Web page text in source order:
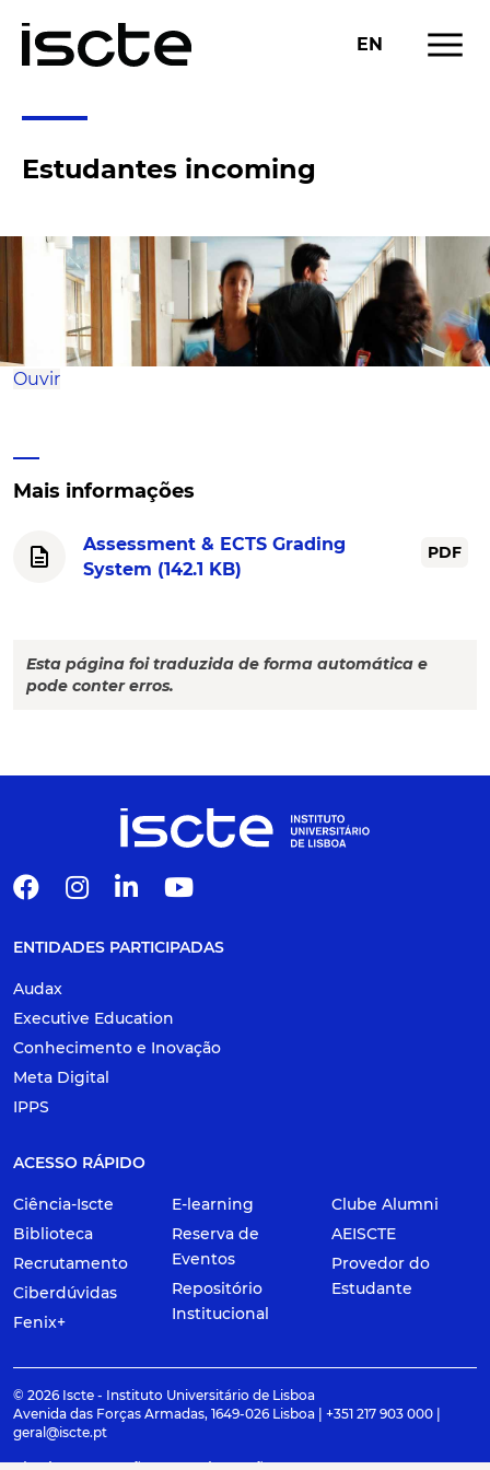
EN menu
Estudantes incoming
Ouvir
Mais informações
description
Assessment & ECTS Grading
System (142.1 KB)
PDF
Esta página foi traduzida de forma automática e
pode conter erros.
ENTIDADES PARTICIPADAS
Audax
Executive Education
Conhecimento e Inovação
Meta Digital
IPPS
ACESSO RÁPIDO
Ciência-Iscte
Biblioteca
Recrutamento
Ciberdúvidas
Fenix+
E-learning
Reserva de
Eventos
Repositório
Institucional
Clube Alumni
AEISCTE
Provedor do
Estudante
© 2026 Iscte - Instituto Universitário de Lisboa
Avenida das Forças Armadas, 1649-026 Lisboa | +351 217 903 000 |
geral@iscte.pt